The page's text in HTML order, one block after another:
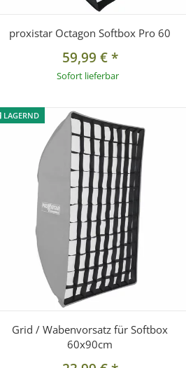
proxistar Octagon Softbox Pro 60
59,99 €*
Sofort lieferbar
LAGERND
Grid / Wabenvorsatz für Softbox
60x90cm